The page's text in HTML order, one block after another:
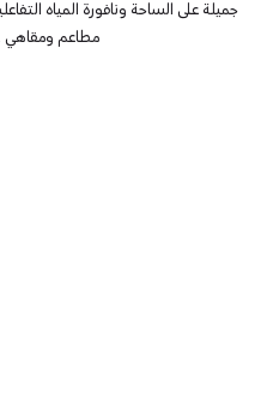
جميلة على الساحة ونافورة المياه
مطاعم ومقاهي